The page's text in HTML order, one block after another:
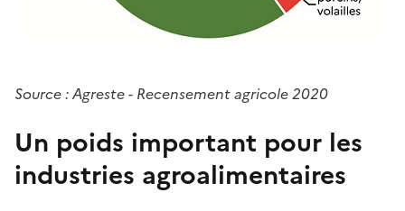
Source : Agreste - Recensement agricole 2020
Un poids important pour les
industries agroalimentaires